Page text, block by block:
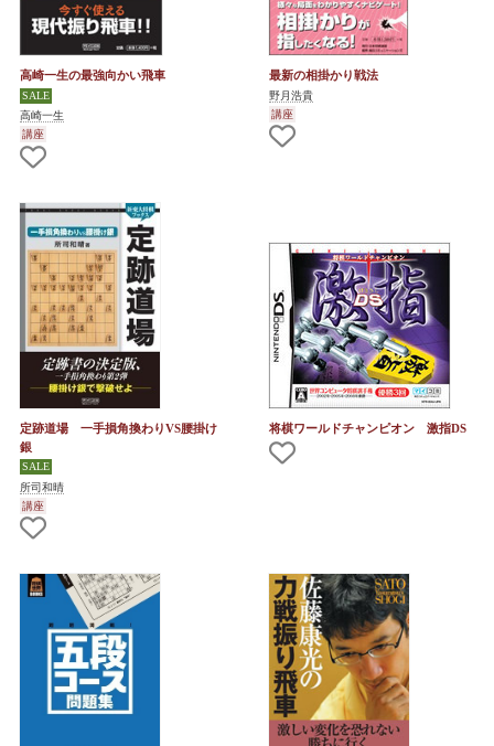
高崎一生の最強向かい飛車
高崎一生
講座
最新の相掛かり戦法
野月浩貴
講座
定跡道場 一手損角換わりVS腰掛け
銀
所司和晴
講座
将棋ワールドチャンピオン 激指DS